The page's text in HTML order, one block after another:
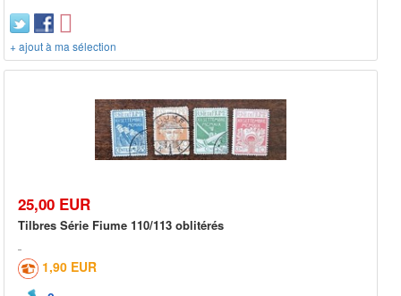
+ ajout à ma sélection
25,00 EUR
Tilbres Série Fiume 110/113 oblitérés
1,90 EUR